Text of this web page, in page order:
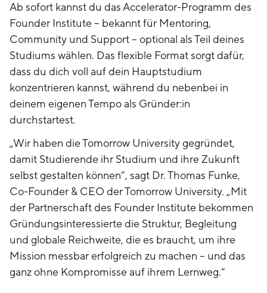
Ab sofort kannst du das Accelerator-Programm des
Founder Institute – bekannt für Mentoring,
Community und Support – optional als Teil deines
Studiums wählen. Das flexible Format sorgt dafür,
dass du dich voll auf dein Hauptstudium
konzentrieren kannst, während du nebenbei in
deinem eigenen Tempo als Gründer:in
durchstartest.
„Wir haben die Tomorrow University gegründet,
damit Studierende ihr Studium und ihre Zukunft
selbst gestalten können“, sagt Dr. Thomas Funke,
Co-Founder & CEO der Tomorrow University. „Mit
der Partnerschaft des Founder Institute bekommen
Gründungsinteressierte die Struktur, Begleitung
und globale Reichweite, die es braucht, um ihre
Mission messbar erfolgreich zu machen – und das
ganz ohne Kompromisse auf ihrem Lernweg.“